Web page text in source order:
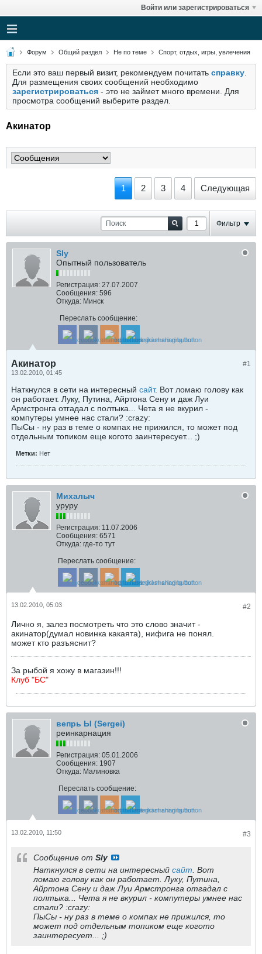
Войти или зарегистрироваться
Форум Общий раздел Не по теме Спорт, отдых, игры, увлечения
Если это ваш первый визит, рекомендуем почитать справку
Для размещения своих сообщений необходимо
зарегистрироваться - это не займет много времени. Для
просмотра сообщений выберите раздел.
Акинатор
1 2 3 4 Следующая
Фильтр
Sly
Опытный пользователь
Регистрация: 27.07.2007
Сообщения: 596
Откуда: Минск
Переслать сообщение:
#1
Акинатор
13.02.2010, 01:45
Наткнулся в сети на интересный сайт. Вот ломаю голову как
он работает. Луку, Путина, Айртона Сену и даж Луи
Армстронга отгадал с полтыка... Чета я не вкурил -
компутеры умнее нас стали? :crazy:
ПыСы - ну раз в теме о компах не прижился, то может под
отдельным топиком еще когото заинтересует... ;)
Метки: Нет
Михалыч
уруру
Регистрация: 11.07.2006
Сообщения: 6571
Откуда: где-то тут
Переслать сообщение:
#2
13.02.2010, 05:03
Лично я, залез посмотреть что это слово значит -
акинатор(думал новинка какаята), нифига не понял.
может кто разъяснит?
За рыбой я хожу в магазин!!!
Клуб "БС"
вепрь Ы (Sergei)
реинкарнация
Регистрация: 05.01.2006
Сообщения: 1907
Откуда: Малиновка
Переслать сообщение:
#3
13.02.2010, 11:50
Сообщение от Sly
Наткнулся в сети на интересный сайт . Вот
ломаю голову как он работает. Луку, Путина,
Айртона Сену и даж Луи Армстронга отгадал с
полтыка... Чета я не вкурил - компутеры умнее нас
стали? :crazy:
ПыСы - ну раз в теме о компах не прижился, то
может под отдельным топиком еще когото
заинтересует... ;)